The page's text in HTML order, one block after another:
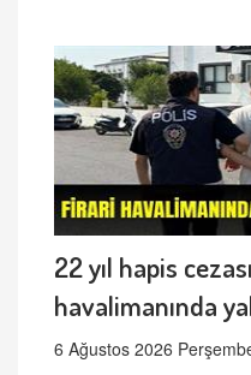
22 yıl hapis
havalimanında
6 Ağustos 2026